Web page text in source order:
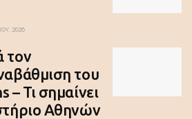
2026
τον
του
Τι σημαίνει
Αθηνών